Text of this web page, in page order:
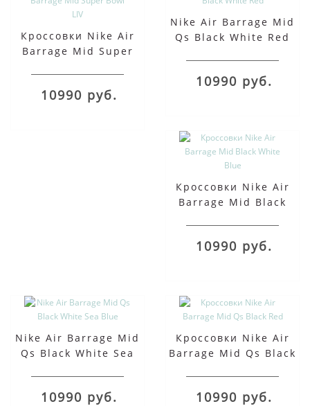
Кроссовки Nike Air
Barrage Mid Super
10990 руб.
Nike Air Barrage Mid
Qs Black White Red
10990 руб.
Кроссовки Nike Air
Barrage Mid Black
10990 руб.
Nike Air Barrage Mid
Qs Black White Sea
10990 руб.
Кроссовки Nike Air
Barrage Mid Qs Black
10990 руб.